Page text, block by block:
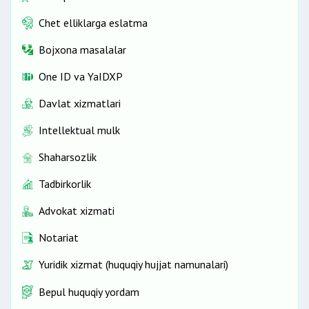
Chet elliklarga eslatma
Bojxona masalalar
One ID vа YaIDXP
Davlat xizmatlari
Intellektual mulk
Shaharsozlik
Tadbirkorlik
Advokat xizmati
Notariat
Yuridik xizmat (huquqiy hujjat namunalari)
Bepul huquqiy yordam